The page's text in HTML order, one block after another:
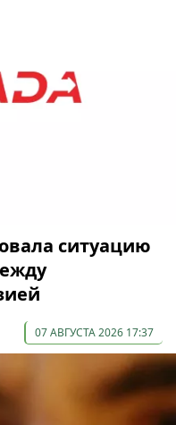
ситуацию
07 АВГУСТА 2026 17:37